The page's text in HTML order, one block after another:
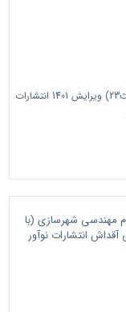
مبحث 23 بیست و سوم الزامات ترافیکی ساختمان (مبحث23) ویرایش 1401 انتشارات